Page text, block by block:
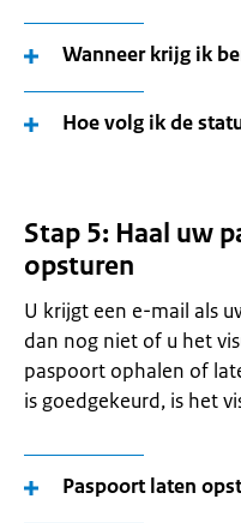
Wanneer krijg ik
Hoe volg ik de
Stap 5: Haal uw
opsturen
U krijgt een e-mail als
dan nog niet of u het
paspoort ophalen of
is goedgekeurd, is het
Paspoort laten